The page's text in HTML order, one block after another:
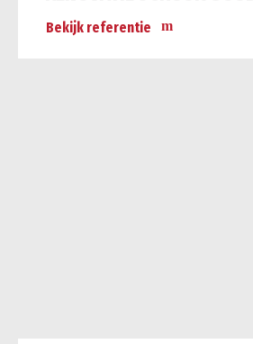
Bekijk referentie